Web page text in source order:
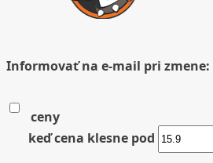
Informovať na e-mail pri zmene:
ceny
keď cena klesne pod